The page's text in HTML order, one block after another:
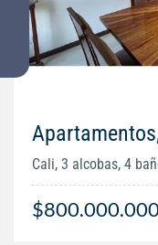
Cali, 3 alcobas, 4
$800.000.000